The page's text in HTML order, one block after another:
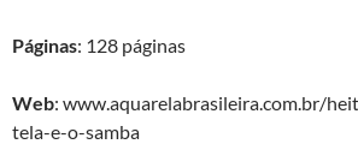
Páginas: 128 páginas
Web: www.aquarelabrasileira.com.br/
tela-e-o-samba